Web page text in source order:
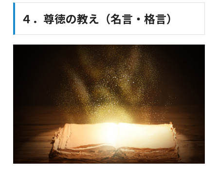
４．尊徳の教え（名言・格言）